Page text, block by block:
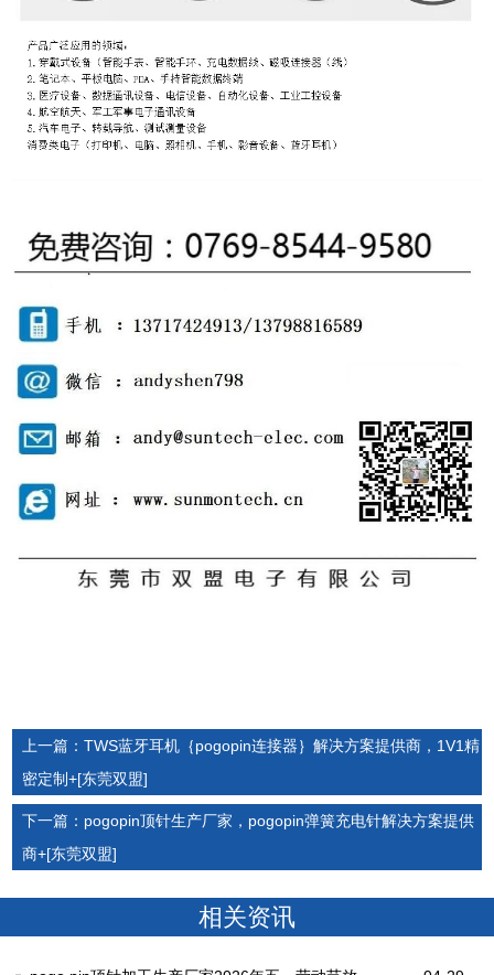
上一篇：TWS蓝牙耳机｛pogopin连接器｝解决方案提供商，1V1精
密定制+[东莞双盟]
下一篇：pogopin顶针生产厂家，pogopin弹簧充电针解决方案提供
商+[东莞双盟]
相关资讯